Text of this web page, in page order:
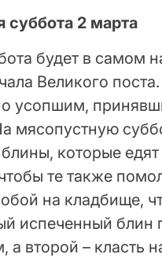
суббота 2 марта
будет в самом
Великого
усопшим,
мясопустную
которые
те также
на кладбище,
испеченный
второй – класть